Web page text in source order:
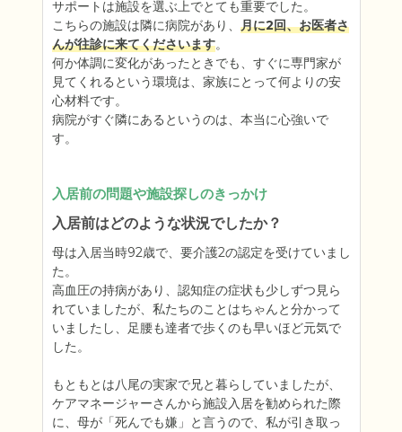
サポートは施設を選ぶ上でとても重要でした。
こちらの施設は隣に病院があり、 月に2回、お医者さ
んが往診に来てくださいます。
何か体調に変化があったときでも、すぐに専門家が
見てくれるという環境は、家族にとって何よりの安
心材料です。
病院がすぐ隣にあるというのは、本当に心強いで
す。
入居前の問題や施設探しのきっかけ
入居前はどのような状況でしたか？
母は入居当時92歳で、要介護2の認定を受けていまし
た。
高血圧の持病があり、認知症の症状も少しずつ見ら
れていましたが、私たちのことはちゃんと分かって
いましたし、足腰も達者で歩くのも早いほど元気で
した。
もともとは八尾の実家で兄と暮らしていましたが、
ケアマネージャーさんから施設入居を勧められた際
に、母が「死んでも嫌」と言うので、私が引き取っ